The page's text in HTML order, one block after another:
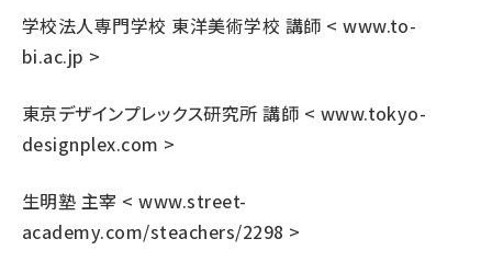
学校法人専門学校 東洋美術学校 講師 <www.to-
bi.ac.jp >
東京デザインプレックス研究所 講師 < www.tokyo-
designplex.com >
生明塾 主宰 <www.street-
academy.com/steachers/2298 >